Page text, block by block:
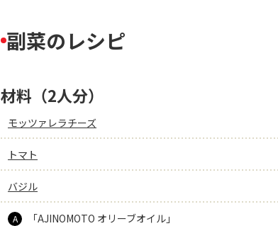
副菜のレシピ
材料（2人分）
モッツァレラチーズ
トマト
バジル
A 「AJINOMOTO オリーブオイル」